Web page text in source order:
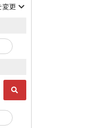
変更